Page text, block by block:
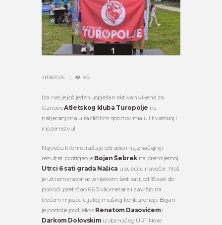
31/08/2025 502
Iza nas je još jedan uspješan aktivan vikend za
članoveAtletskog kluba Turopolje na
natjecanjima u različitim sportovima u Hrvatskoj i
inozemstvu!
Najveću kilometražu je odradio i najznačajniji
rezultat postigao je Bojan Šebrek na premijernoj
Utrci 6 sati grada Našica u subotu navečer. Naš
je ultramaratonac je tijekom šest sati, od 18 sati do
ponoći, pretrčao 66.3 kilometara i završio na
trećem mjestu u jakoj muškoj konkurenciji. Bojan
je postolje podijelio s Renatom Dasovićem i
Darkom Dolovskim iz domaćeg URT Nexe